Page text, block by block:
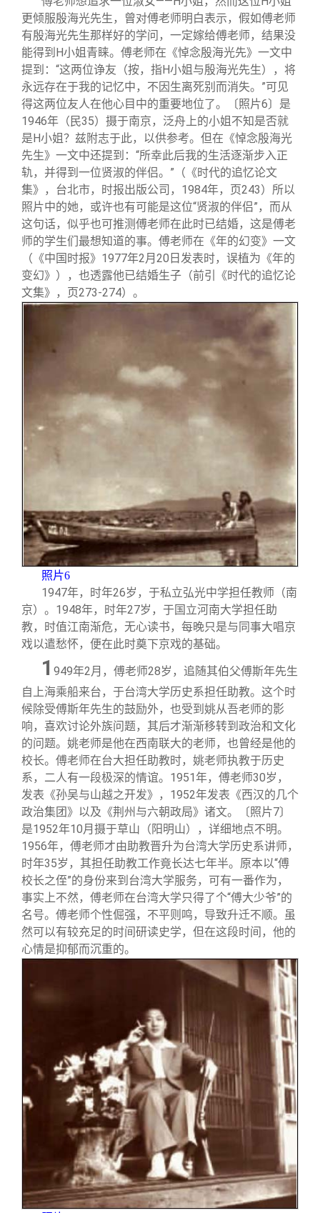
更倾服殷海光先生，曾对傅老师明白表示，假如傅老师
有殷海光先生那样好的学问，一定嫁给傅老师，结果没
能得到H小姐青睐。傅老师在《悼念殷海光先》一文中
提到：“这两位诤友（按，指H小姐与殷海光先生），将
永远存在于我的记忆中，不因生离死别而消失。”可见
得这两位友人在他心目中的重要地位了。〔照片6〕是
1946年（民35）摄于南京，泛舟上的小姐不知是否就
是H小姐？兹附志于此，以供参考。但在《悼念殷海光
先生》一文中还提到：“所幸此后我的生活逐渐步入正
轨，并得到一位贤淑的伴侣。”（《时代的追忆论文
集》，台北市，时报出版公司，1984年，页243）所以
照片中的她，或许也有可能是这位“贤淑的伴侣”，而从
这句话，似乎也可推测傅老师在此时已结婚，这是傅老
师的学生们最想知道的事。傅老师在《年的幻变》一文
（《中国时报》1977年2月20日发表时，误植为《年的
变幻》），也透露他已结婚生子（前引《时代的追忆论
文集》，页273-274）。
照片6
1947年，时年26岁，于私立弘光中学担任教师（南
京）。1948年，时年27岁，于国立河南大学担任助
教，时值江南渐危，无心读书，每晚只是与同事大唱京
戏以遣愁怀，便在此时奠下京戏的基础。
1 949年2月，傅老师28岁，追随其伯父傅斯年先生
自上海乘船来台，于台湾大学历史系担任助教。这个时
候除受傅斯年先生的鼓励外，也受到姚从吾老师的影
响，喜欢讨论外族问题，其后才渐渐移转到政治和文化
的问题。姚老师是他在西南联大的老师，也曾经是他的
校长。傅老师在台大担任助教时，姚老师执教于历史
系，二人有一段极深的情谊。1951年，傅老师30岁，
发表《孙吴与山越之开发》，1952年发表《西汉的几个
政治集团》以及《荆州与六朝政局》诸文。〔照片7〕
是1952年10月摄于草山（阳明山），详细地点不明。
1956年，傅老师才由助教晋升为台湾大学历史系讲师，
时年35岁，其担任助教工作竟长达七年半。原本以“傅
校长之侄”的身份来到台湾大学服务，可有一番作为，
事实上不然，傅老师在台湾大学只得了个“傅大少爷”的
名号。傅老师个性倔强，不平则鸣，导致升迁不顺。虽
然可以有较充足的时间研读史学，但在这段时间，他的
心情是抑郁而沉重的。